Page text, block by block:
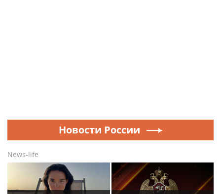
Новости России
News-life